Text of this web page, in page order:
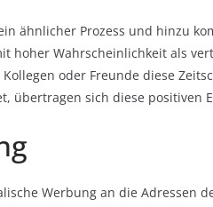
ähnlicher Prozess und hinzu
hoher Wahrscheinlichkeit als
oder Freunde diese
übertragen sich diese positiven
Werbung an die Adressen